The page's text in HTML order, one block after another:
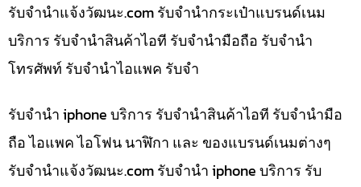
รับจํานําแจ้งวัฒนะ.com รับจำนำกระเป๋าแบรนด์เนม
บริการ รับจำนำสินค้าไอที รับจำนำมือถือ รับจำนำ
โทรศัพท์ รับจำนำไอแพค รับจำ
รับจำนำ iphone บริการ รับจำนำสินค้าไอที รับจำนำมือ
ถือ ไอแพค ไอโฟน นาฬิกา และ ของแบรนด์เนมต่างๆ
รับจํานําแจ้งวัฒนะ.com รับจำนำ iphone บริการ รับ